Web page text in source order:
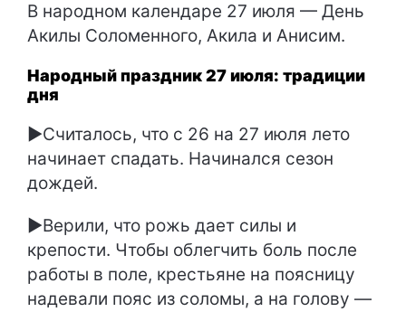
В народном календаре 27 июля — День
Акилы Соломенного, Акила и Анисим.
Народный праздник 27 июля: традиции
дня
►Считалось, что с 26 на 27 июля лето
начинает спадать. Начинался сезон
дождей.
►Верили, что рожь дает силы и
крепости. Чтобы облегчить боль после
работы в поле, крестьяне на поясницу
надевали пояс из соломы, а на голову —